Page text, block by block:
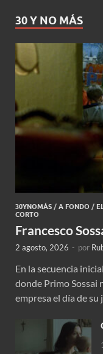
30 Y NO MÁS
30YNOMÁS / A FONDO /
CORTO
Francesco
2 agosto, 2026 - por
En la secuencia
donde Primo Sossai
empresa el día de